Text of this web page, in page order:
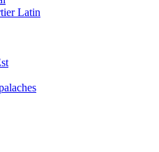
Latin